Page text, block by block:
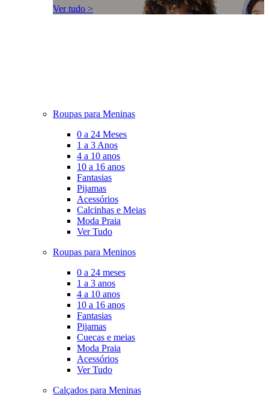
Ver tudo >
Roupas para Meninas
0 a 24 Meses
1 a 3 Anos
4 a 10 anos
10 a 16 anos
Fantasias
Pijamas
Acessórios
Calcinhas e Meias
Moda Praia
Ver Tudo
Roupas para Meninos
0 a 24 meses
1 a 3 anos
4 a 10 anos
10 a 16 anos
Fantasias
Pijamas
Cuecas e meias
Moda Praia
Acessórios
Ver Tudo
Calçados para Meninas